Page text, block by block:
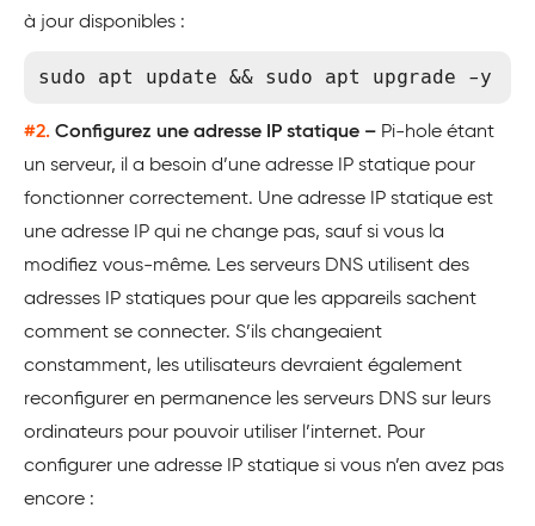
à jour disponibles :
sudo apt update && sudo apt upgrade -y
#2. Configurez une adresse IP statique – Pi-hole étant
un serveur, il a besoin d’une adresse IP statique pour
fonctionner correctement. Une adresse IP statique est
une adresse IP qui ne change pas, sauf si vous la
modifiez vous-même. Les serveurs DNS utilisent des
adresses IP statiques pour que les appareils sachent
comment se connecter. S’ils changeaient
constamment, les utilisateurs devraient également
reconfigurer en permanence les serveurs DNS sur leurs
ordinateurs pour pouvoir utiliser l’internet. Pour
configurer une adresse IP statique si vous n’en avez pas
encore :